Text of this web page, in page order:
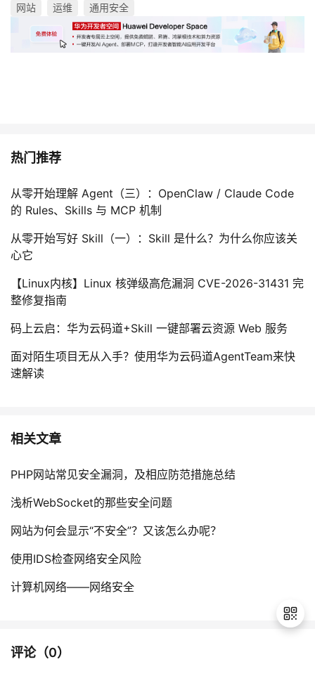
网站 运维 通用安全
热门推荐
从零开始理解 Agent（三）：OpenClaw / Claude Code
的 Rules、Skills 与 MCP 机制
从零开始写好 Skill（一）：Skill 是什么？为什么你应该关
心它
【Linux内核】Linux 核弹级高危漏洞 CVE-2026-31431 完
整修复指南
码上云启：华为云码道+Skill 一键部署云资源 Web 服务
面对陌生项目无从入手？使用华为云码道AgentTeam来快
速解读
相关文章
PHP网站常见安全漏洞，及相应防范措施总结
浅析WebSocket的那些安全问题
网站为何会显示“不安全”？又该怎么办呢？
使用IDS检查网络安全风险
计算机网络——网络安全
评论（0）